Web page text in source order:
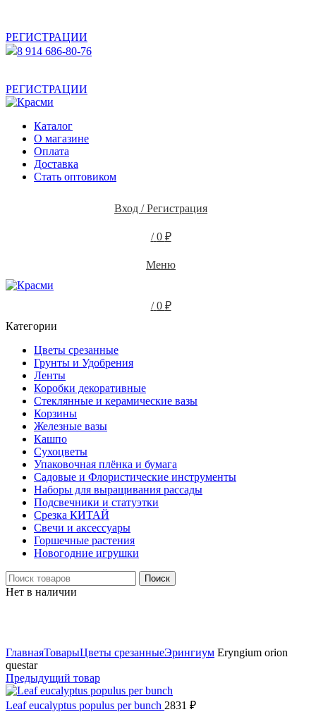
РЕГИСТРАЦИИ
8 914 686-80-76
РЕГИСТРАЦИИ
Каталог
О магазине
Оплата
Доставка
Стать оптовиком
Вход / Регистрация
/ 0 ₽
Меню
/ 0 ₽
Категории
Цветы срезанные
Грунты и Удобрения
Ленты
Коробки декоративные
Стеклянные и керамические вазы
Корзины
Железные вазы
Кашпо
Сухоцветы
Упаковочная плёнка и бумага
Садовые и Флористические инструменты
Наборы для выращивания рассады
Подсвечники и статуэтки
Срезка КИТАЙ
Свечи и аксессуары
Горшечные растения
Новогодние игрушки
Поиск
Нет в наличии
ГлавнаяТоварыЦветы срезанныеЭрингиум Eryngium orion
questar
Предыдущий товар
Leaf eucalyptus populus per bunch 2831 ₽